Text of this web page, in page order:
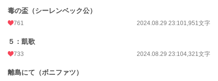
毒の盃（シーレンベック公）
761 2024.08.29 23:101,951文字
５：凱歌
733 2024.08.29 23:104,321文字
離島にて（ボニファツ）